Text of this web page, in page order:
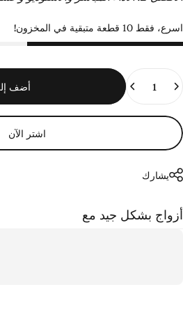
فقط 10 قطعة متبقية في المخزون!
أضف
اشتر الآن
يشارك
بشكل جيد مع